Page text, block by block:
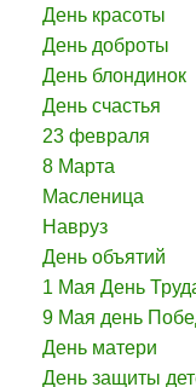
День красоты
День доброты
День блондинок
День счастья
23 февраля
8 Марта
Масленица
Навруз
День объятий
1 Мая День
9 Мая день
День матери
День защиты